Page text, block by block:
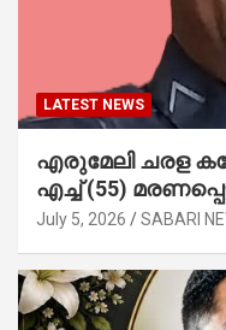
LATEST NEWS
എരുമേലി ചരള
എച്ച് (55)
July 5, 2026 SABARI